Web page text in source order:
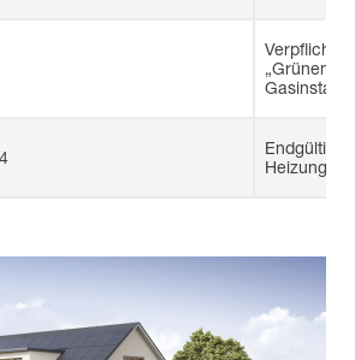
„Grünem
Heizungen